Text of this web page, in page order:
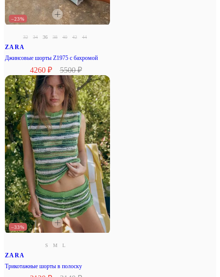
–23%
32 34 36 38 40 42 44
ZARA
Джинсовые шорты Z1975 с бахромой
4260 ₽ 5500 ₽
–33%
S M L
ZARA
Трикотажные шорты в полоску